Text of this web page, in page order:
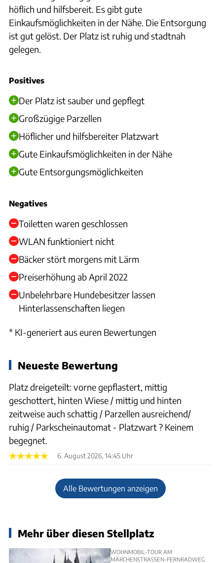
höflich und hilfsbereit. Es gibt gute
Einkaufsmöglichkeiten in der Nähe. Die Entsorgung
ist gut gelöst. Der Platz ist ruhig und stadtnah
gelegen.
Positives
Der Platz ist sauber und gepflegt
Großzügige Parzellen
Höflicher und hilfsbereiter Platzwart
Gute Einkaufsmöglichkeiten in der Nähe
Gute Entsorgungsmöglichkeiten
Negatives
Toiletten waren geschlossen
WLAN funktioniert nicht
Bäcker stört morgens mit Lärm
Preiserhöhung ab April 2022
Unbelehrbare Hundebesitzer lassen
Hinterlassenschaften liegen
* KI-generiert aus euren Bewertungen
Neueste Bewertung
Platz dreigeteilt: vorne gepflastert, mittig
geschottert, hinten Wiese / mittig und hinten
zeitweise auch schattig / Parzellen ausreichend/
ruhig / Parkscheinautomat - Platzwart ? Keinem
begegnet.
6. August 2026, 14:45 Uhr
Alle Bewertungen anzeigen
Mehr über diesen Stellplatz
WOHNMOBIL-TOUR AM
MÄRCHENSTRASSEN-FERNRADWEG